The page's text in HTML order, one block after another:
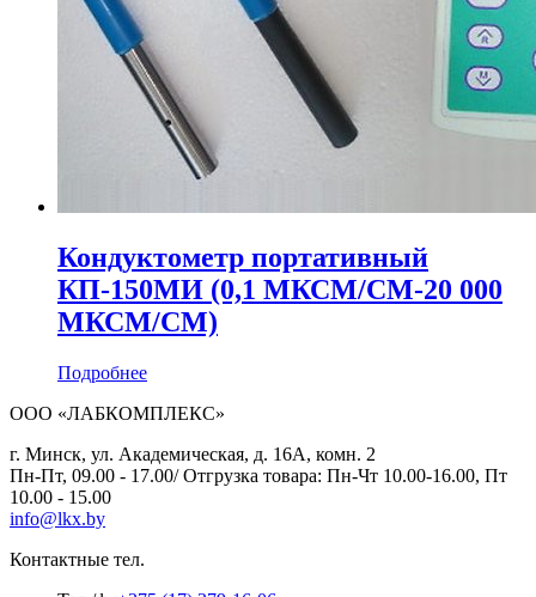
Кондуктометр портативный
КП‑150МИ (0,1 МКСМ/СМ-20 000
МКСМ/СМ)
Подробнее
ООО «ЛАБКОМПЛЕКС»
г. Минск, ул. Академическая, д. 16А, комн. 2
Пн-Пт, 09.00 - 17.00/ Отгрузка товара: Пн-Чт 10.00-16.00, Пт
10.00 - 15.00
info@lkx.by
Контактные тел.